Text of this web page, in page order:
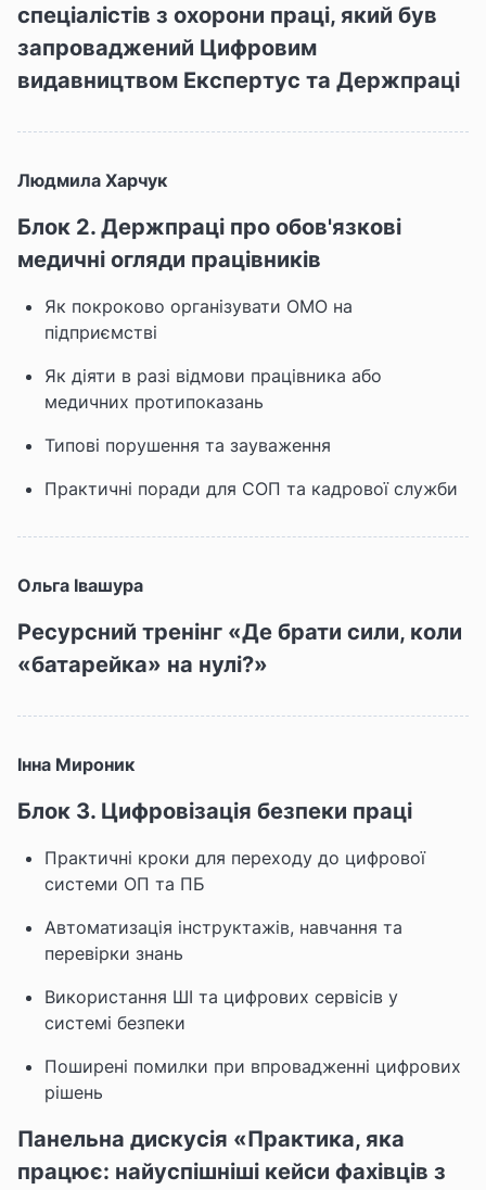
спеціалістів з охорони праці, який був
запроваджений Цифровим
видавництвом Експертус та Держпраці
Людмила Харчук
Блок 2. Держпраці про обов'язкові
медичні огляди працівників
Як покроково організувати ОМО на
підприємстві
Як діяти в разі відмови працівника або
медичних протипоказань
Типові порушення та зауваження
Практичні поради для СОП та кадрової служби
Ольга Івашура
Ресурсний тренінг «Де брати сили, коли
«батарейка» на нулі?»
Інна Мироник
Блок 3. Цифровізація безпеки праці
Практичні кроки для переходу до цифрової
системи ОП та ПБ
Автоматизація інструктажів, навчання та
перевірки знань
Використання ШI та цифрових сервісів у
системі безпеки
Поширені помилки при впровадженні цифрових
рішень
Панельна дискусія «Практика, яка
працює: найуспішніші кейси фахівців з